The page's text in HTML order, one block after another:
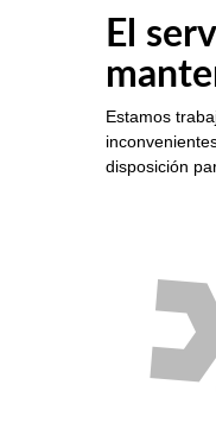
El
Estamos
disposición